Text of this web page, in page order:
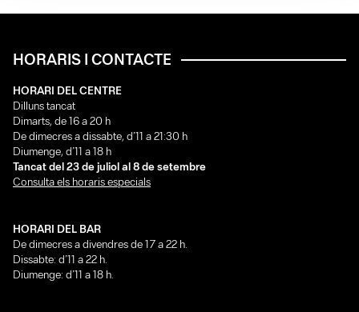
HORARIS I CONTACTE
HORARI DEL CENTRE
Dilluns tancat
Dimarts, de 16 a 20 h
De dimecres a dissabte, d’11 a 21:30 h
Diumenge, d’11 a 18 h
Tancat del 23 de juliol al 8 de setembre
Consulta els horaris especials
HORARI DEL BAR
De dimecres a divendres de 17 a 22 h.
Dissabte: d’11 a 22 h.
Diumenge: d’11 a 18 h.